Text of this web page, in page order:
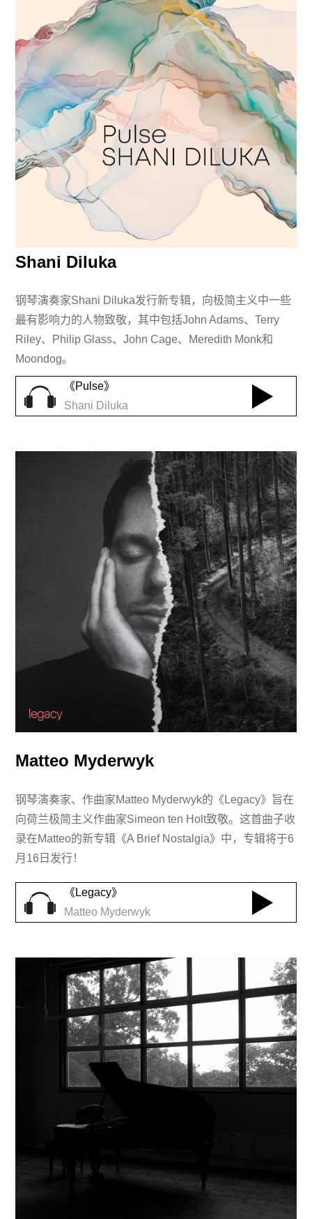
Shani Diluka
钢琴演奏家Shani Diluka发行新专辑，向极简主义中一些
最有影响力的人物致敬，其中包括John Adams、Terry
Riley、Philip Glass、John Cage、Meredith Monk和
Moondog。
《Pulse》
Shani Diluka
Matteo Myderwyk
钢琴演奏家、作曲家Matteo Myderwyk的《Legacy》旨在
向荷兰极简主义作曲家Simeon ten Holt致敬。这首曲子收
录在Matteo的新专辑《A Brief Nostalgia》中，专辑将于6
月16日发行！
《Legacy》
Matteo Myderwyk